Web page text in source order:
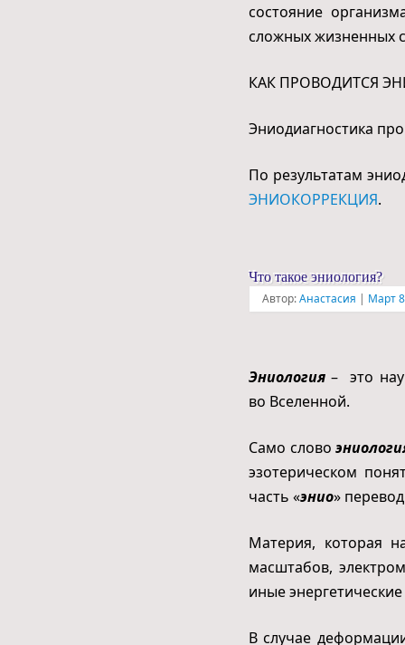
состояние
сложных жизненных
КАК ПРОВОДИТСЯ
Эниодиагностика
По результатам
ЭНИОКОРРЕКЦИЯ.
Что такое эниология?
Автор:Анастасия | Март
Эниология – это
во Вселенной.
Само слово
эзотерическом
часть «энио»
Материя, которая
масштабов,
иные
В случае